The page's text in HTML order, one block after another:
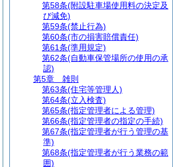
第58条(附設駐車場使用料の決定及
び減免)
第59条(禁止行為)
第60条(市の損害賠償責任)
第61条(準用規定)
第62条(自動車保管場所の使用の承
認)
第5章
雑則
第63条(住宅等管理人)
第64条(立入検査)
第65条(指定管理者による管理)
第66条(指定管理者の指定の手続)
第67条(指定管理者が行う管理の基
準)
第68条(指定管理者が行う業務の範
囲)